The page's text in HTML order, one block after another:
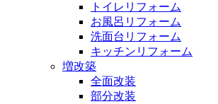
トイレリフォーム
お風呂リフォーム
洗面台リフォーム
キッチンリフォーム
増改築
全面改装
部分改装